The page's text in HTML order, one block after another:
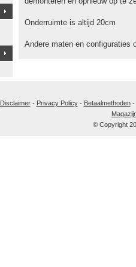
Onderruimte is altijd 20cm
Andere maten en configuraties
Disclaimer- Privacy Policy- Betaalmethoden-
© Copyright